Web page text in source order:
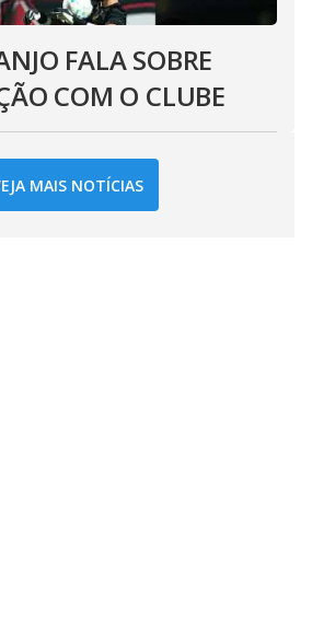
FALA SOBRE
COM O CLUBE
MAIS NOTÍCIAS